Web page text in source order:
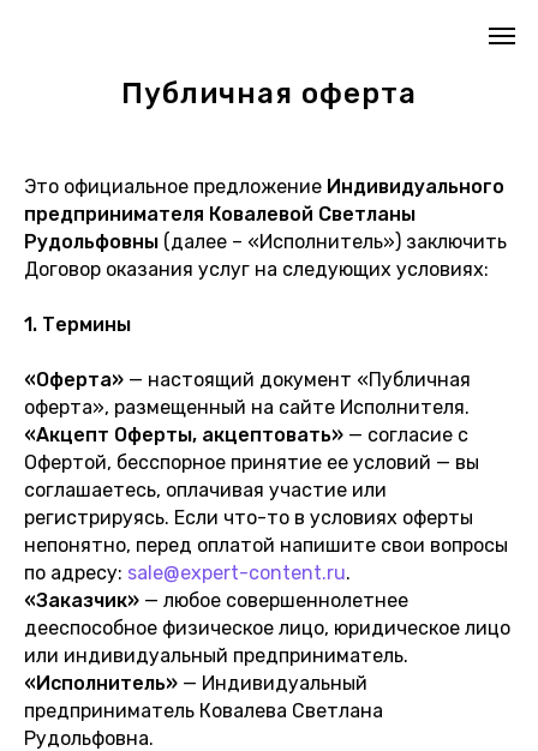
Публичная оферта
Это официальное предложение Индивидуального
предпринимателя Ковалевой Светланы
Рудольфовны (далее – «Исполнитель») заключить
Договор оказания услуг на следующих условиях:
1. Термины
«Оферта» — настоящий документ «Публичная
оферта», размещенный на сайте Исполнителя.
«Акцепт Оферты, акцептовать» — согласие с
Офертой, бесспорное принятие ее условий — вы
соглашаетесь, оплачивая участие или
регистрируясь. Если что-то в условиях оферты
непонятно, перед оплатой напишите свои вопросы
по адресу: sale@expert-content.ru.
«Заказчик» — любое совершеннолетнее
дееспособное физическое лицо, юридическое лицо
или индивидуальный предприниматель.
«Исполнитель» — Индивидуальный
предприниматель Ковалева Светлана
Рудольфовна.